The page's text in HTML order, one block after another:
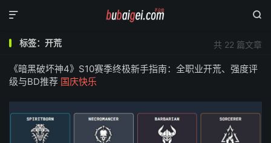


共 22 篇文章
标签：开荒
《暗黑破坏神4》S10赛季终极新手指南：全职业开荒、强度评
级与BD推荐 国庆快乐